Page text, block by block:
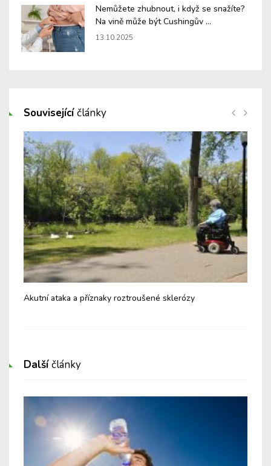
Nemůžete zhubnout, i když se snažíte?
Na vině může být Cushingův ...
13.10.2025
Souvisejícíčlánky
Akutní ataka a příznaky roztroušené sklerózy
Dalšíčlánky